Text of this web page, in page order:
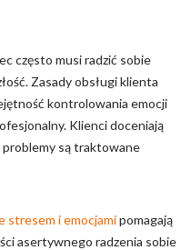
często musi radzić sobie
Zasady obsługi klienta
kontrolowania emocji
Klienci doceniają
problemy są traktowane
stresem i emocjamipomagają
asertywnego radzenia sobie